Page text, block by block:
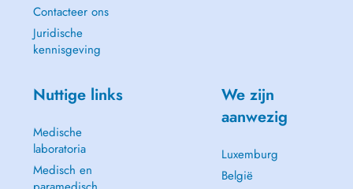
Contacteer ons
Juridische
kennisgeving
Nuttige links
Medische
laboratoria
Medisch en
We zijn
aanwezig
Luxemburg
België